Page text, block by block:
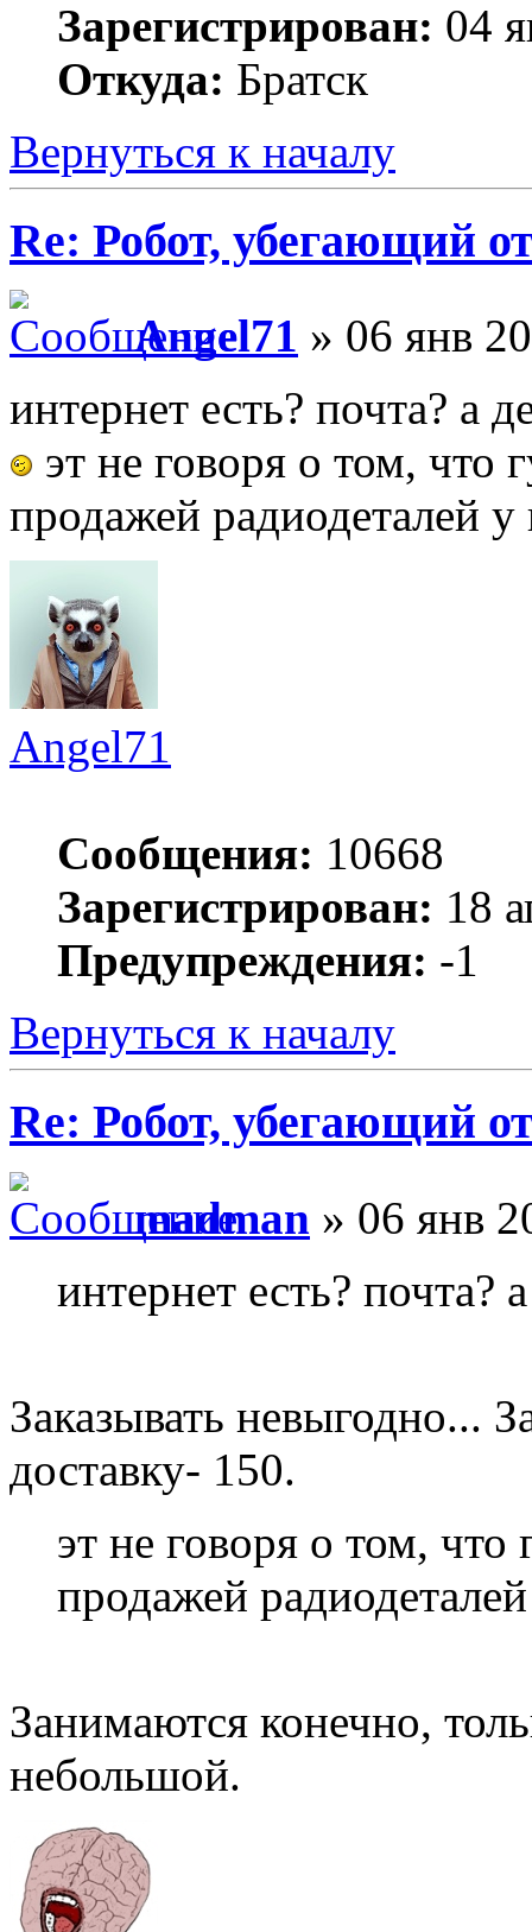
Зарегистрирован: 04
Откуда: Братск
Вернуться к началу
Re: Робот, убегающий
Angel71 » 06 янв
интернет есть? почта? а
эт не говоря о том, что
продажей радиодеталей у
Angel71
Сообщения: 10668
Зарегистрирован: 18
Предупреждения: -1
Вернуться к началу
Re: Робот, убегающий
madman » 06 янв
интернет есть? почта?
Заказывать невыгодно...
доставку- 150.
эт не говоря о том, что
продажей
Занимаются конечно,
небольшой.